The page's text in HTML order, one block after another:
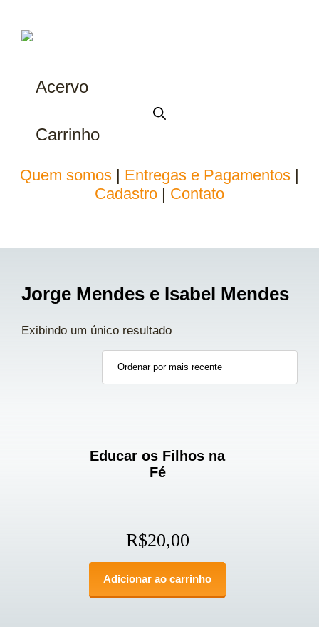
Acervo
Carrinho
Quem somos Entregas e Pagamentos
Cadastro
Contato
Jorge Mendes e Isabel Mendes
Exibindo um único resultado
Educar os Filhos na
Fé
R$20,00
Adicionar ao carrinho